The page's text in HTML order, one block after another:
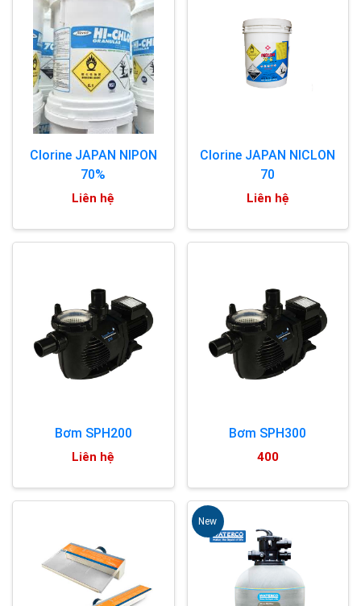
Clorine JAPAN NIPON
70%
Liên hệ
Clorine JAPAN NICLON
70
Liên hệ
Bơm SPH200
Liên hệ
Bơm SPH300
400
New